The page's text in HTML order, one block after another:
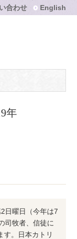
合わせ English
年
日曜日（今年は7
司牧者、信徒に
す。日本カトリ